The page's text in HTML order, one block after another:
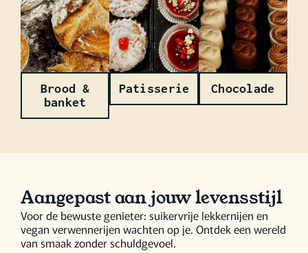
Brood &
banket
Patisserie Chocolade
Aangepast aan jouw levensstijl
Voor de bewuste genieter: suikervrije lekkernijen en
vegan verwennerijen wachten op je. Ontdek een wereld
van smaak zonder schuldgevoel.